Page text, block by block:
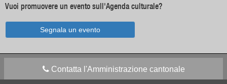
Vuoi promuovere un evento sull'Agenda culturale?
Segnala un evento
Contatta l'Amministrazione cantonale